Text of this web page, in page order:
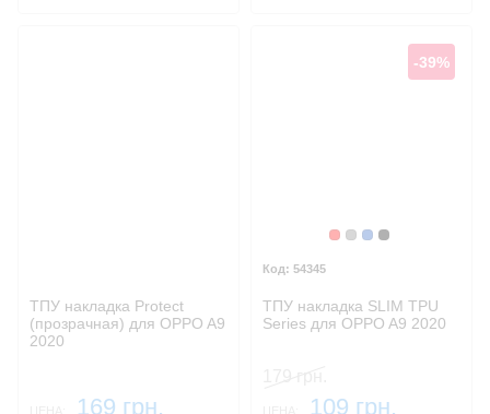
ТПУ накладка Protect
(прозрачная) для OPPO A9
2020
169 грн.
Красный
Серый
Синий, темный
Черный
-39%
54345
ТПУ накладка SLIM TPU
Series для OPPO A9 2020
109 грн.